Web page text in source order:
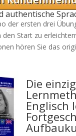
authentische
der ersten drei
Start zu
hören Sie das
Die
Englisch